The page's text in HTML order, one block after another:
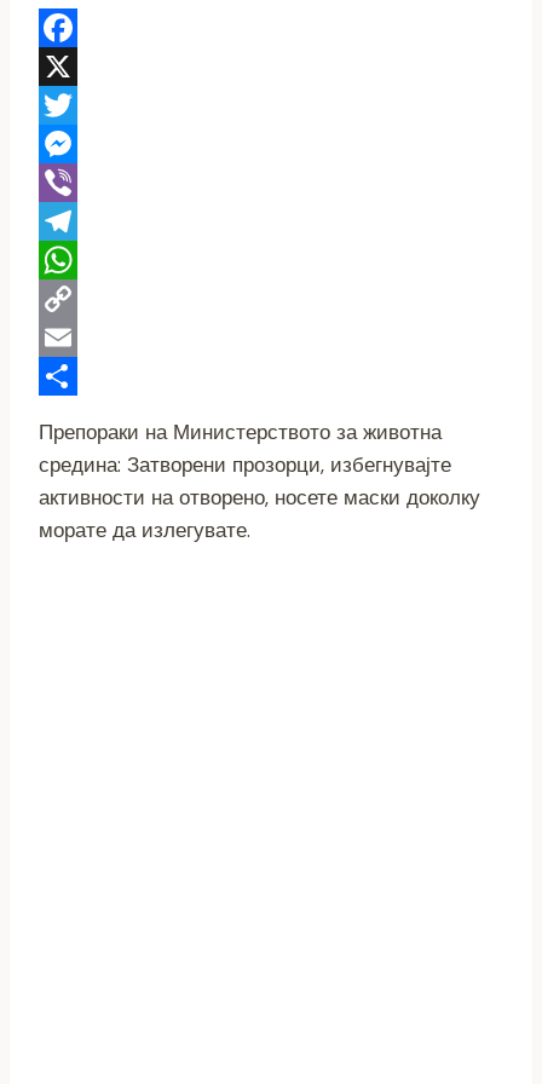
Facebook
X
Twitter
Messenger
Viber
Telegram
WhatsApp
Copy
Link
Email
Препораки на Министерството за животна
средина: Затворени прозорци, избегнувајте
активности на отворено, носете маски доколку
морате да излегувате.